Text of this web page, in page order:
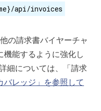
api/invoices
の請求書バイヤーチャ
機能するように強化し
細については、「請求
バレッジ」を参照して